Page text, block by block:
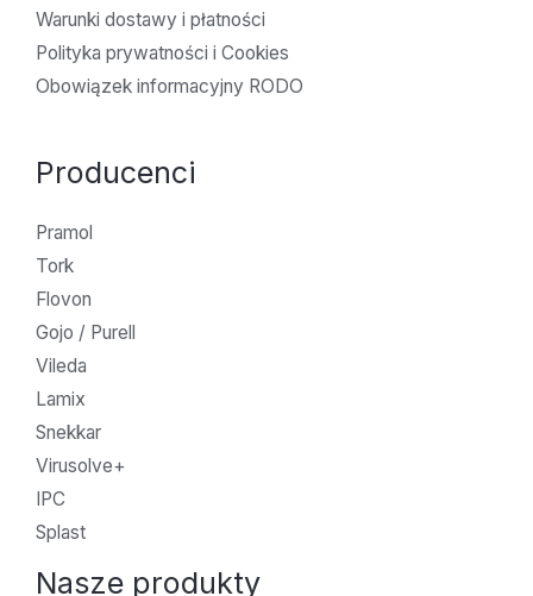
Warunki dostawy i płatności
Polityka prywatności i Cookies
Obowiązek informacyjny RODO
Producenci
Pramol
Tork
Flovon
Gojo / Purell
Vileda
Lamix
Snekkar
Virusolve+
IPC
Splast
Nasze produkty